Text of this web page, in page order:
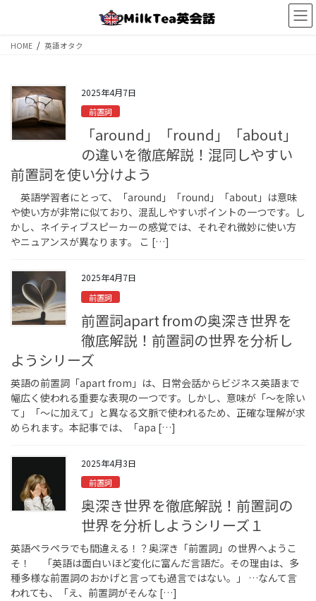
HOME 英語オタク
2025年4月7日
前置詞
「around」「round」「about」
の違いを徹底解説！混同しやすい
前置詞を使い分けよう
英語学習者にとって、「around」「round」「about」は意味
や使い方が非常に似ており、混乱しやすいポイントの一つです。し
かし、ネイティブスピーカーの感覚では、それぞれ微妙に使い方
やニュアンスが異なります。 こ […]
2025年4月7日
前置詞
前置詞apart fromの奥深き世界を
徹底解説！前置詞の世界を分析し
ようシリーズ
英語の前置詞「apart from」は、日常会話からビジネス英語まで
幅広く使われる重要な表現の一つです。しかし、意味が「〜を除い
て」「〜に加えて」と異なる文脈で使われるため、正確な理解が求
められます。本記事では、「apa […]
2025年4月3日
前置詞
奥深き世界を徹底解説！前置詞の
世界を分析しようシリーズ１
英語ペラペラでも間違える！？奥深き「前置詞」の世界へようこ
そ！ 「英語は面白いほど変化に富んだ言語だ。その理由は、多
種多様な前置詞のおかげと言っても過言ではない。」 …なんて言
われても、「え、前置詞がそんな […]